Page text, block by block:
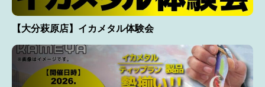
【大分萩原店】イカメタル体験会